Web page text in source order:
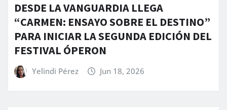
DESDE LA VANGUARDIA LLEGA
“CARMEN: ENSAYO SOBRE EL DESTINO”
PARA INICIAR LA SEGUNDA EDICIÓN DEL
FESTIVAL ÓPERON
Yelindi Pérez Jun 18, 2026